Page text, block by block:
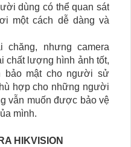
dùng có thể quan sát
một cách dễ dàng và
chăng, nhưng camera
chất lượng hình ảnh tốt,
bảo mật cho người sử
hợp cho những người
vẫn muốn được bảo vệ
mình.
HIKVISION